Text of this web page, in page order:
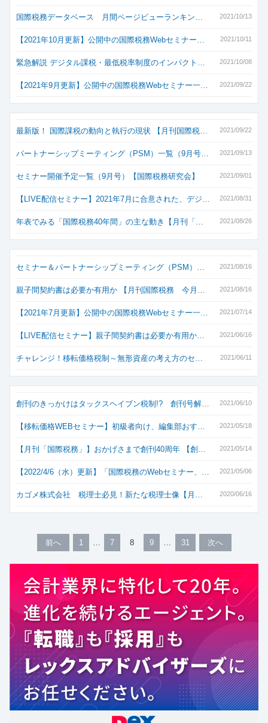
2021/10/13
国際税務データベース 月間ページビューランキン…
2021/10/11
【2021年10月更新】公開中の国際税務Webセミナー…
2021/10/08
緊急解説 デジタル課税・最低税率制度のインパクト…
2021/09/22
【2021年9月更新】公開中の国際税務Webセミナー一…
2021/09/22
最新版！ 国際課税の動向と執行の現状 【月刊国際税…
2021/09/13
パートナーシップミーティング（PSM）一覧（9月号…
2021/09/01
セミナー開催予定一覧（9月号）【国際税務研究会】
2021/08/31
【LIVE配信セミナー】2021年7月に合意された、デジ…
2021/08/26
年表でみる「国際税務40年間」の主な動き【月刊「…
2021/08/16
セミナー＆パートナーシップミーティング（PSM）…
2021/08/16
親子間契約書は必要か有用か 【月刊国際税務 今月…
2021/07/14
【2021年7月更新】公開中の国際税務Webセミナー一…
2021/06/16
【LIVE配信セミナー】親子間契約書は必要か有用か…
2021/06/11
チャレンジ！移転価格税制～無形資産の考え方のセ…
2021/06/10
創刊のきっかけはタックスヘイブン税制!? 創刊号解…
2021/05/18
【移転価格WEBセミナー】初級者向け、編集部おす…
2021/05/14
【月刊「国際税務」】おかげさまで創刊40周年 【創…
2021/05/06
【2022/4/6（水）更新】「国際税務のWebセミナー、…
2020/06/16
カゴメ株式会社 税理士必見！新たな税理士像【月…
前へ 1 7 8 9 31 次へ